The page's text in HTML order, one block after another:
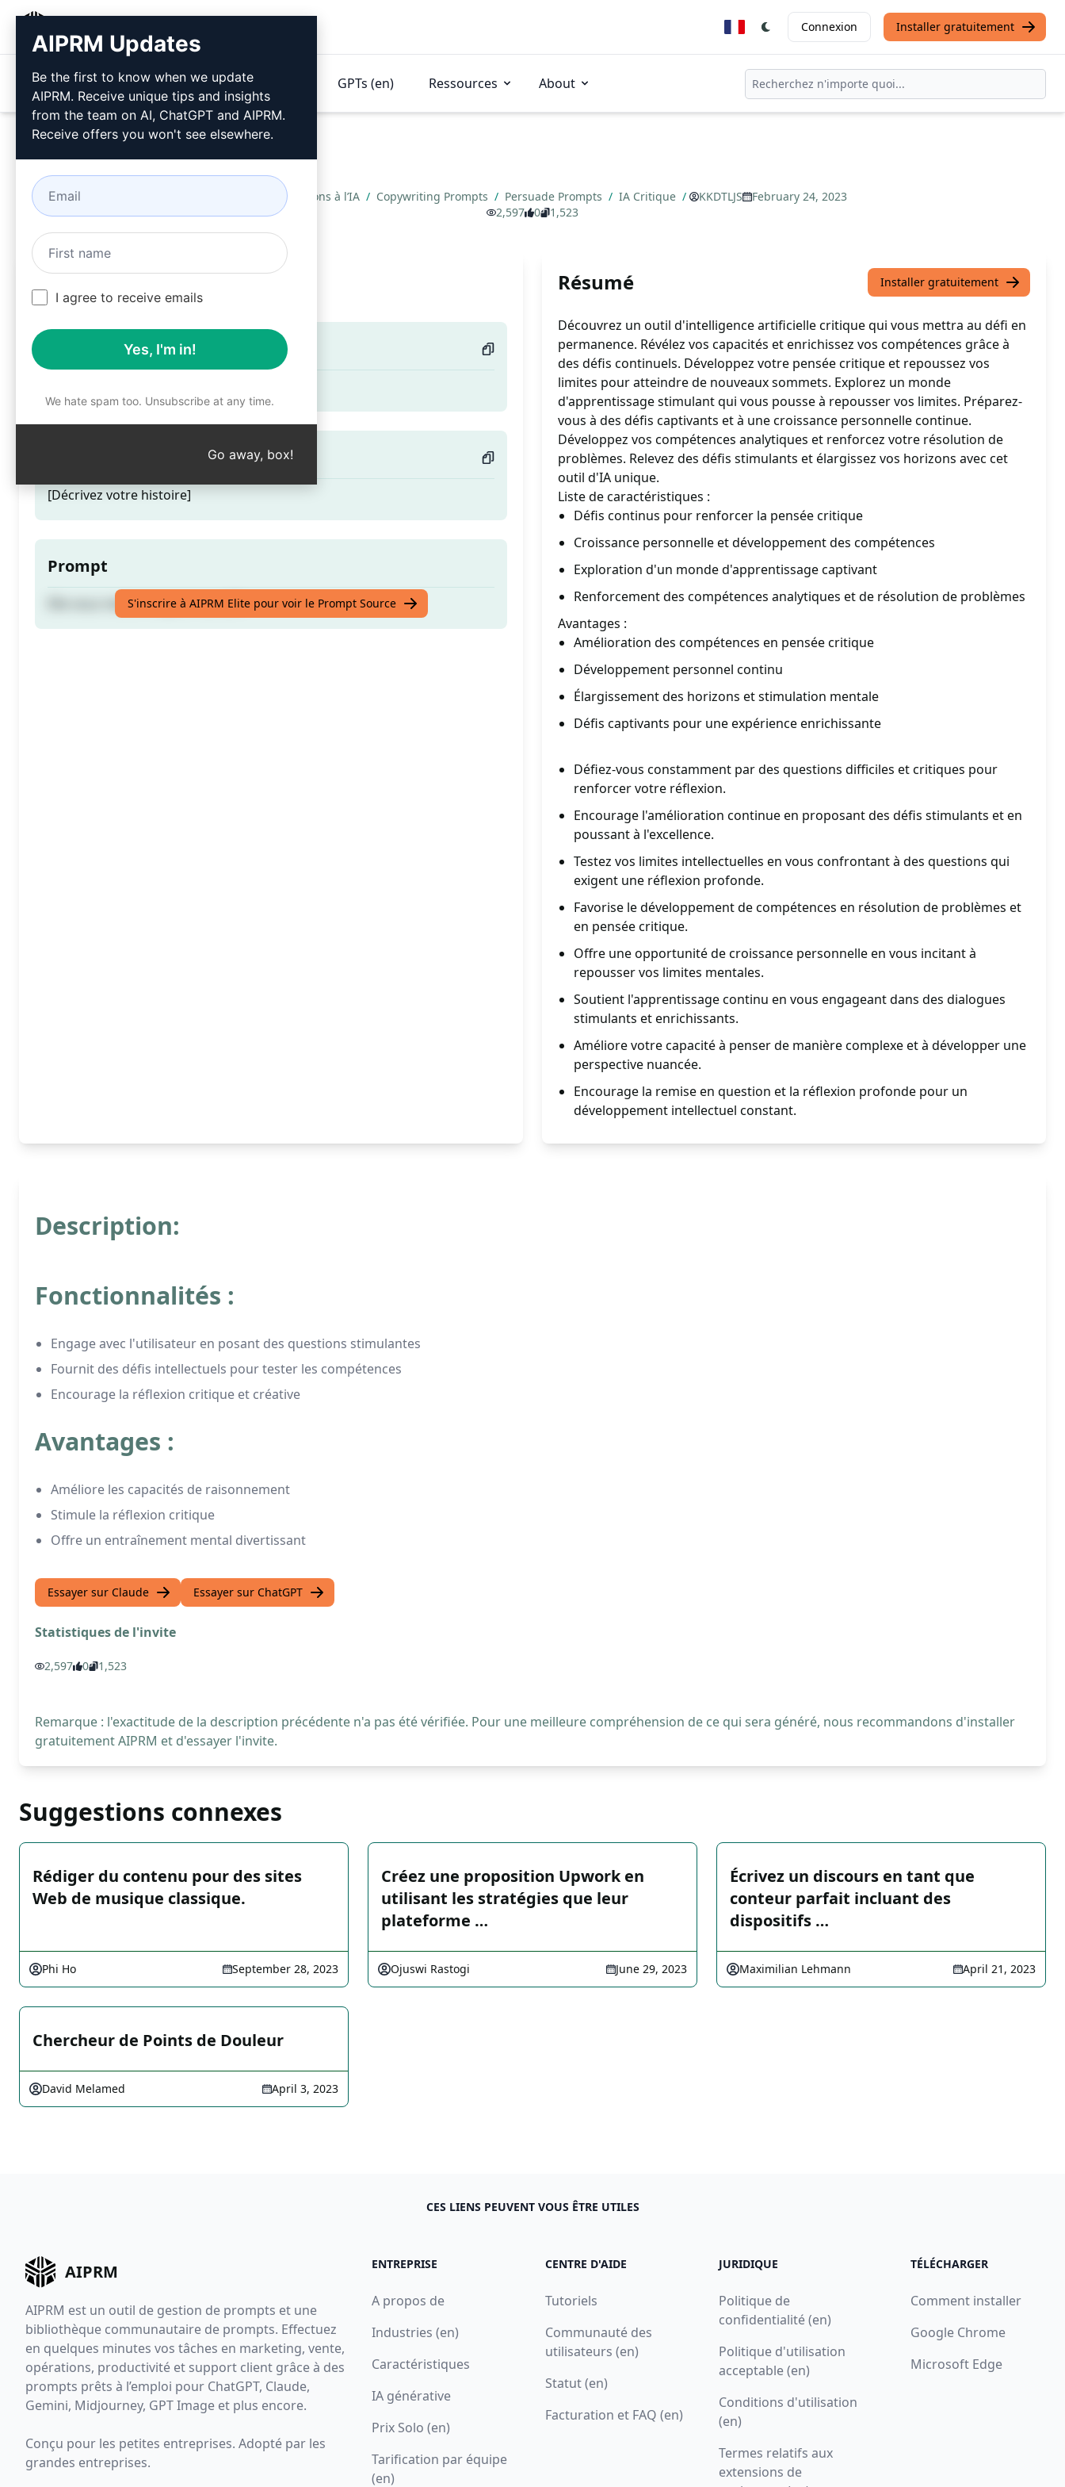
Connexion Installer gratuitement
Produits Tarification Invitations GPTs (en) Ressources About
Invitations à l’IA / Copywriting Prompts / Persuade Prompts / IA Critique / KKDTLJS
February 24, 2023
2,597
0 1,523
IA Critique
Indice d'encouragement
[Décrivez votre histoire]
Prompt
Elle vous mettra toujours au défi.
S'inscrire à AIPRM Elite pour voir le Prompt Source
Résumé Installer gratuitement
Découvrez un outil d'intelligence artificielle critique qui vous mettra au défi en
permanence. Révélez vos capacités et enrichissez vos compétences grâce à
des défis continuels. Développez votre pensée critique et repoussez vos
limites pour atteindre de nouveaux sommets. Explorez un monde
d'apprentissage stimulant qui vous pousse à repousser vos limites. Préparez-
vous à des défis captivants et à une croissance personnelle continue.
Développez vos compétences analytiques et renforcez votre résolution de
problèmes. Relevez des défis stimulants et élargissez vos horizons avec cet
outil d'IA unique.
Liste de caractéristiques :
Défis continus pour renforcer la pensée critique
Croissance personnelle et développement des compétences
Exploration d'un monde d'apprentissage captivant
Renforcement des compétences analytiques et de résolution de problèmes
Avantages :
Amélioration des compétences en pensée critique
Développement personnel continu
Élargissement des horizons et stimulation mentale
Défis captivants pour une expérience enrichissante
Défiez-vous constamment par des questions difficiles et critiques pour
renforcer votre réflexion.
Encourage l'amélioration continue en proposant des défis stimulants et en
poussant à l'excellence.
Testez vos limites intellectuelles en vous confrontant à des questions qui
exigent une réflexion profonde.
Favorise le développement de compétences en résolution de problèmes et
en pensée critique.
Offre une opportunité de croissance personnelle en vous incitant à
repousser vos limites mentales.
Soutient l'apprentissage continu en vous engageant dans des dialogues
stimulants et enrichissants.
Améliore votre capacité à penser de manière complexe et à développer une
perspective nuancée.
Encourage la remise en question et la réflexion profonde pour un
développement intellectuel constant.
Description:
Fonctionnalités :
Engage avec l'utilisateur en posant des questions stimulantes
Fournit des défis intellectuels pour tester les compétences
Encourage la réflexion critique et créative
Avantages :
Améliore les capacités de raisonnement
Stimule la réflexion critique
Offre un entraînement mental divertissant
Essayer sur Claude Essayer sur ChatGPT
Statistiques de l'invite
2,597 0 1,523
Remarque : l'exactitude de la description précédente n'a pas été vérifiée. Pour une meilleure compréhension de ce qui sera généré, nous recommandons d'installer
gratuitement AIPRM et d'essayer l'invite.
Suggestions connexes
Rédiger du contenu pour des sites
Web de musique classique.
Phi Ho September 28, 2023
Créez une proposition Upwork en
utilisant les stratégies que leur
plateforme …
Ojuswi Rastogi June 29, 2023
Écrivez un discours en tant que
conteur parfait incluant des
dispositifs …
Maximilian Lehmann April 21, 2023
Chercheur de Points de Douleur
David Melamed April 3, 2023
CES LIENS PEUVENT VOUS ÊTRE UTILES
AIPRM
AIPRM est un outil de gestion de prompts et une
bibliothèque communautaire de prompts. Effectuez
en quelques minutes vos tâches en marketing, vente,
opérations, productivité et support client grâce à des
prompts prêts à l’emploi pour ChatGPT, Claude,
Gemini, Midjourney, GPT Image et plus encore.
Conçu pour les petites entreprises. Adopté par les
grandes entreprises.
ENTREPRISE
A propos de
Industries (en)
Caractéristiques
IA générative
Prix Solo (en)
Tarification par équipe
(en)
CENTRE D'AIDE
Tutoriels
Communauté des
utilisateurs (en)
Statut (en)
Facturation et FAQ (en)
JURIDIQUE
Politique de
confidentialité (en)
Politique d'utilisation
acceptable (en)
Conditions d'utilisation
(en)
Termes relatifs aux
extensions de
TÉLÉCHARGER
Comment installer
Google Chrome
Microsoft Edge
AIPRM Updates
Be the first to know when we update
AIPRM. Receive unique tips and insights
from the team on AI, ChatGPT and AIPRM.
Receive offers you won't see elsewhere.
I agree to receive emails
Yes, I'm in!
We hate spam too. Unsubscribe at any time.
Go away, box!